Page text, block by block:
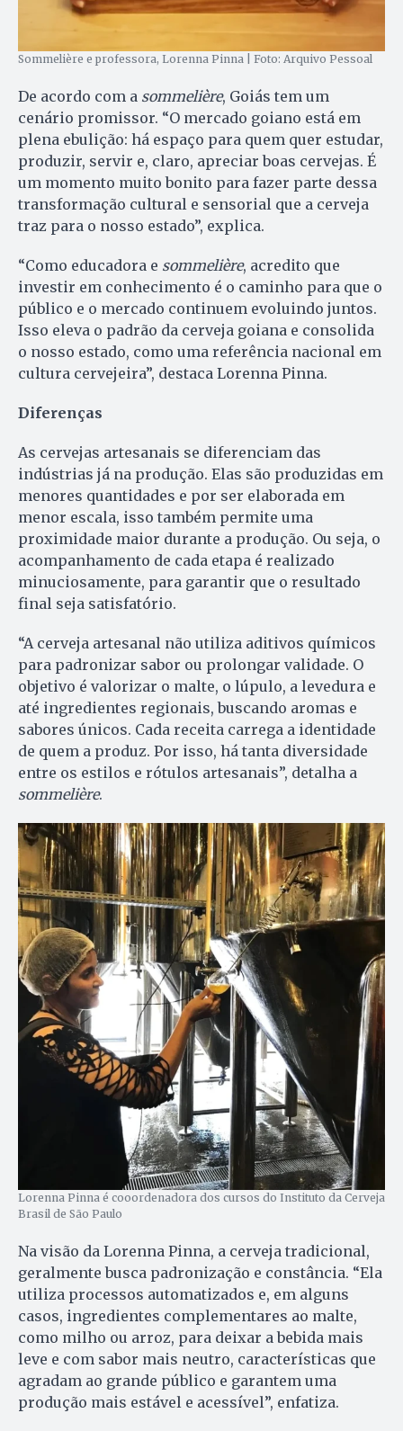
Sommelière e professora, Lorenna Pinna | Foto: Arquivo Pessoal
De acordo com a sommelière, Goiás tem um
cenário promissor. “O mercado goiano está em
plena ebulição: há espaço para quem quer estudar,
produzir, servir e, claro, apreciar boas cervejas. É
um momento muito bonito para fazer parte dessa
transformação cultural e sensorial que a cerveja
traz para o nosso estado”, explica.
“Como educadora e sommelière, acredito que
investir em conhecimento é o caminho para que o
público e o mercado continuem evoluindo juntos.
Isso eleva o padrão da cerveja goiana e consolida
o nosso estado, como uma referência nacional em
cultura cervejeira”, destaca Lorenna Pinna.
Diferenças
As cervejas artesanais se diferenciam das
indústrias já na produção. Elas são produzidas em
menores quantidades e por ser elaborada em
menor escala, isso também permite uma
proximidade maior durante a produção. Ou seja, o
acompanhamento de cada etapa é realizado
minuciosamente, para garantir que o resultado
final seja satisfatório.
“A cerveja artesanal não utiliza aditivos químicos
para padronizar sabor ou prolongar validade. O
objetivo é valorizar o malte, o lúpulo, a levedura e
até ingredientes regionais, buscando aromas e
sabores únicos. Cada receita carrega a identidade
de quem a produz. Por isso, há tanta diversidade
entre os estilos e rótulos artesanais”, detalha a
sommelière.
Lorenna Pinna é cooordenadora dos cursos do Instituto da Cerveja
Brasil de São Paulo
Na visão da Lorenna Pinna, a cerveja tradicional,
geralmente busca padronização e constância. “Ela
utiliza processos automatizados e, em alguns
casos, ingredientes complementares ao malte,
como milho ou arroz, para deixar a bebida mais
leve e com sabor mais neutro, características que
agradam ao grande público e garantem uma
produção mais estável e acessível”, enfatiza.